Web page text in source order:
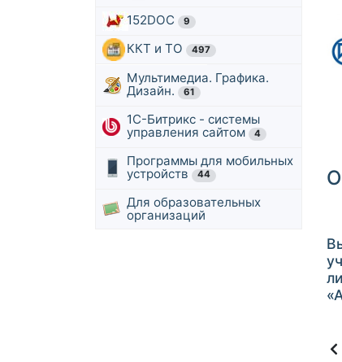
152DOC 9
ККТ и ТО 497
Мультимедиа. Графика.
Дизайн.
61
1С-Битрикс - системы
управления сайтом
4
Программы для мобильных
устройств
44
Для образовательных
организаций